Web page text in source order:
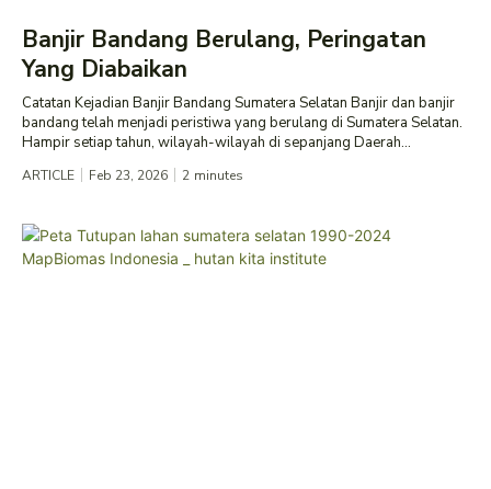
Banjir Bandang Berulang, Peringatan
Yang Diabaikan
Catatan Kejadian Banjir Bandang Sumatera Selatan Banjir dan banjir
bandang telah menjadi peristiwa yang berulang di Sumatera Selatan.
Hampir setiap tahun, wilayah-wilayah di sepanjang Daerah...
ARTICLE Feb 23, 2026 2 minutes